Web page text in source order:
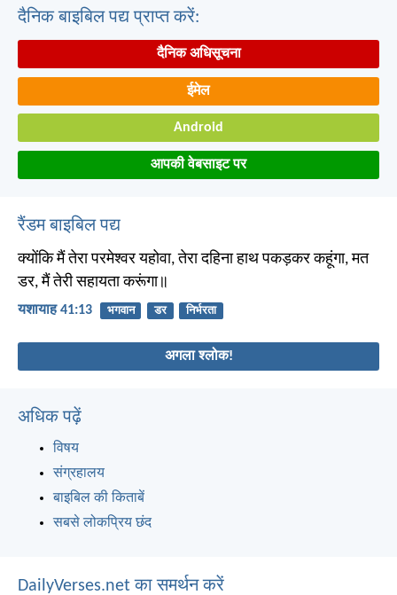
दैनिक बाइबिल पद्य प्राप्त करें:
दैनिक अधिसूचना
ईमेल
Android
आपकी वेबसाइट पर
रैंडम बाइबिल पद्य
क्योंकि मैं तेरा परमेश्वर यहोवा, तेरा दहिना हाथ पकड़कर कहूंगा, मत
डर, मैं तेरी सहायता करूंगा॥
यशायाह 41:13 भगवान डर निर्भरता
अगला श्लोक!
अधिक पढ़ें
विषय
संग्रहालय
बाइबिल की किताबें
सबसे लोकप्रिय छंद
DailyVerses.net का समर्थन करें